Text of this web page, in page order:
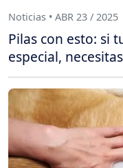
Noticias • ABR 23 / 2025
Pilas con esto: si
especial,